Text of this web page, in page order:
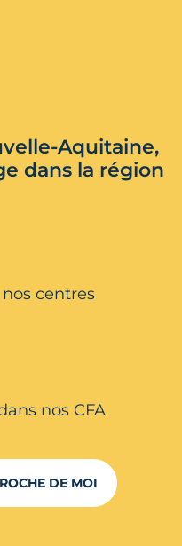
Aquitaine,
dans la région
centres
nos CFA
DE MOI